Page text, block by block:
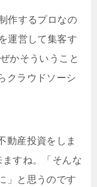
作するプロなの
運営して集客す
かそういうこと
クラウドソーシ
動産投資をしま
すね。「そんな
」と思うのです